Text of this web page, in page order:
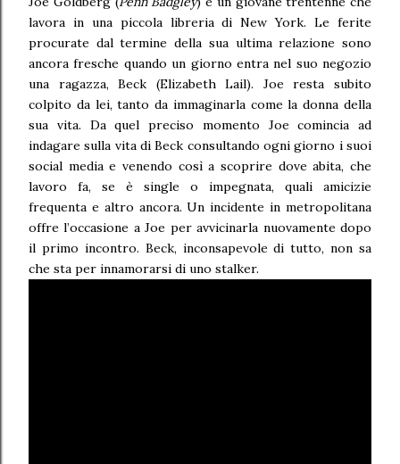
lavora in una piccola libreria di New York. Le ferite
procurate dal termine della sua ultima relazione sono
ancora fresche quando un giorno entra nel suo negozio
una ragazza, Beck (Elizabeth Lail). Joe resta subito
colpito da lei, tanto da immaginarla come la donna della
sua vita. Da quel preciso momento Joe comincia ad
indagare sulla vita di Beck consultando ogni giorno i suoi
social media e venendo così a scoprire dove abita, che
lavoro fa, se è single o impegnata, quali amicizie
frequenta e altro ancora. Un incidente in metropolitana
offre l’occasione a Joe per avvicinarla nuovamente dopo
il primo incontro. Beck, inconsapevole di tutto, non sa
che sta per innamorarsi di uno stalker.